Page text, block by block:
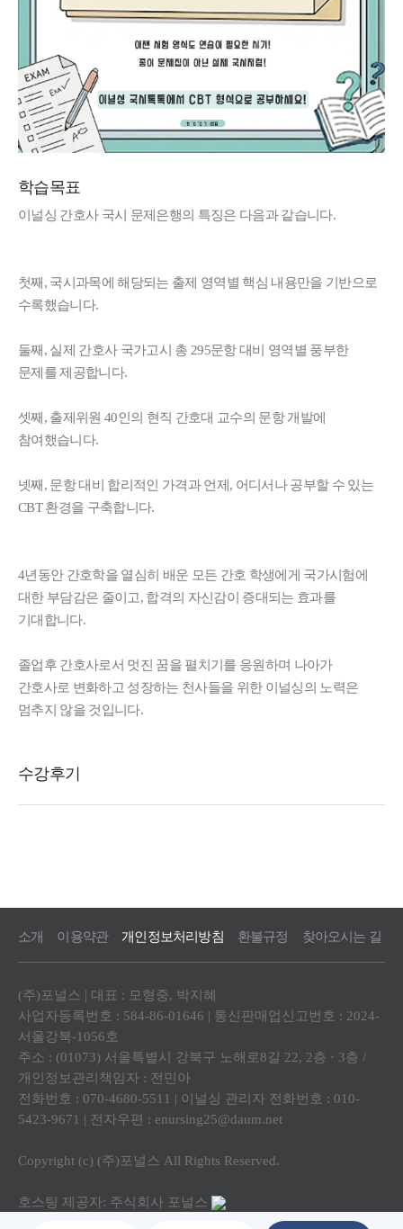
학습목표
이널싱 간호사 국시 문제은행의 특징은 다음과 같습니다.
첫째, 국시과목에 해당되는 출제 영역별 핵심 내용만을 기반으로
수록했습니다.
둘째, 실제 간호사 국가고시 총 295문항 대비 영역별 풍부한
문제를 제공합니다.
셋째, 출제위원 40인의 현직 간호대 교수의 문항 개발에
참여했습니다.
넷째, 문항 대비 합리적인 가격과 언제, 어디서나 공부할 수 있는
CBT 환경을 구축합니다.
4년동안 간호학을 열심히 배운 모든 간호 학생에게 국가시험에
대한 부담감은 줄이고, 합격의 자신감이 증대되는 효과를
기대합니다.
졸업후 간호사로서 멋진 꿈을 펼치기를 응원하며 나아가
간호사로 변화하고 성장하는 천사들을 위한 이널싱의 노력은
멈추지 않을 것입니다.
소개 이용약관 개인정보처리방침 환불규정 찾아오시는 길
(주)포널스 | 대표 : 모형중, 박지혜
사업자등록번호 : 584-86-01646 | 통신판매업신고번호 : 2024-
서울강북-1056호
주소 : (01073) 서울특별시 강북구 노해로8길 22, 2층 · 3층 /
개인정보관리책임자 : 전민아
전화번호 : 070-4680-5511 | 이널싱 관리자 전화번호 : 010-
5423-9671 | 전자우편 : enursing25@daum.net
Copyright (c) (주)포널스 All Rights Reserved.
호스팅 제공자: 주식회사 포널스